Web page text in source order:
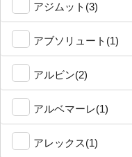
アジムット(3)
アブソリュート(1)
アルビン(2)
アルベマーレ(1)
アレックス(1)